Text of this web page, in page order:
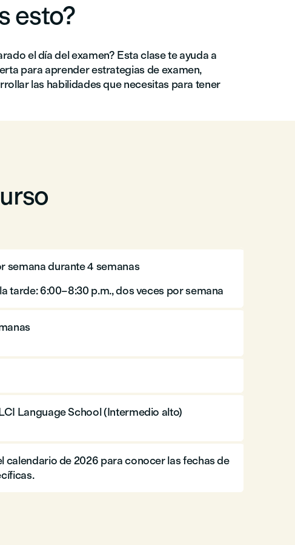
esto?
el día del examen? Esta clase te ayuda a
para aprender estrategias de examen,
las habilidades que necesitas para tener
semana durante 4 semanas
tarde: 6:00–8:30 p.m., dos veces por semana
Language School (Intermedio alto)
calendario de 2026 para conocer las fechas de